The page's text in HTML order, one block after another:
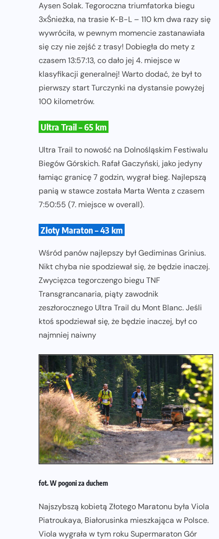
Aysen Solak. Tegoroczna triumfatorka biegu
3xŚnieżka, na trasie K-B-L – 110 km dwa razy się
wywróciła, w pewnym momencie zastanawiała
się czy nie zejść z trasy! Dobiegła do mety z
czasem 13:57:13, co dało jej 4. miejsce w
klasyfikacji generalnej! Warto dodać, że był to
pierwszy start Turczynki na dystansie powyżej
100 kilometrów.
Ultra Trail – 65 km
Ultra Trail to nowość na Dolnośląskim Festiwalu
Biegów Górskich. Rafał Gaczyński, jako jedyny
łamiąc granicę 7 godzin, wygrał bieg. Najlepszą
panią w stawce została Marta Wenta z czasem
7:50:55 (7. miejsce w overall).
Złoty Maraton – 43 km
Wśród panów najlepszy był Gediminas Grinius.
Nikt chyba nie spodziewał się, że będzie inaczej.
Zwycięzca tegorczengo biegu TNF
Transgrancanaria, piąty zawodnik
zeszłorocznego Ultra Trail du Mont Blanc. Jeśli
ktoś spodziewał się, że będzie inaczej, był co
najmniej naiwny
fot. W pogoni za duchem
Najszybszą kobietą Złotego Maratonu była Viola
Piatroukaya, Białorusinka mieszkająca w Polsce.
Viola wygrała w tym roku Supermaraton Gór